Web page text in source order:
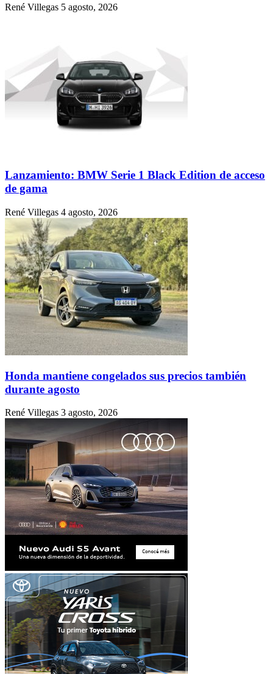
René Villegas 5 agosto, 2026
Lanzamiento: BMW Serie 1 Black Edition de acceso
de gama
René Villegas 4 agosto, 2026
Honda mantiene congelados sus precios también
durante agosto
René Villegas 3 agosto, 2026